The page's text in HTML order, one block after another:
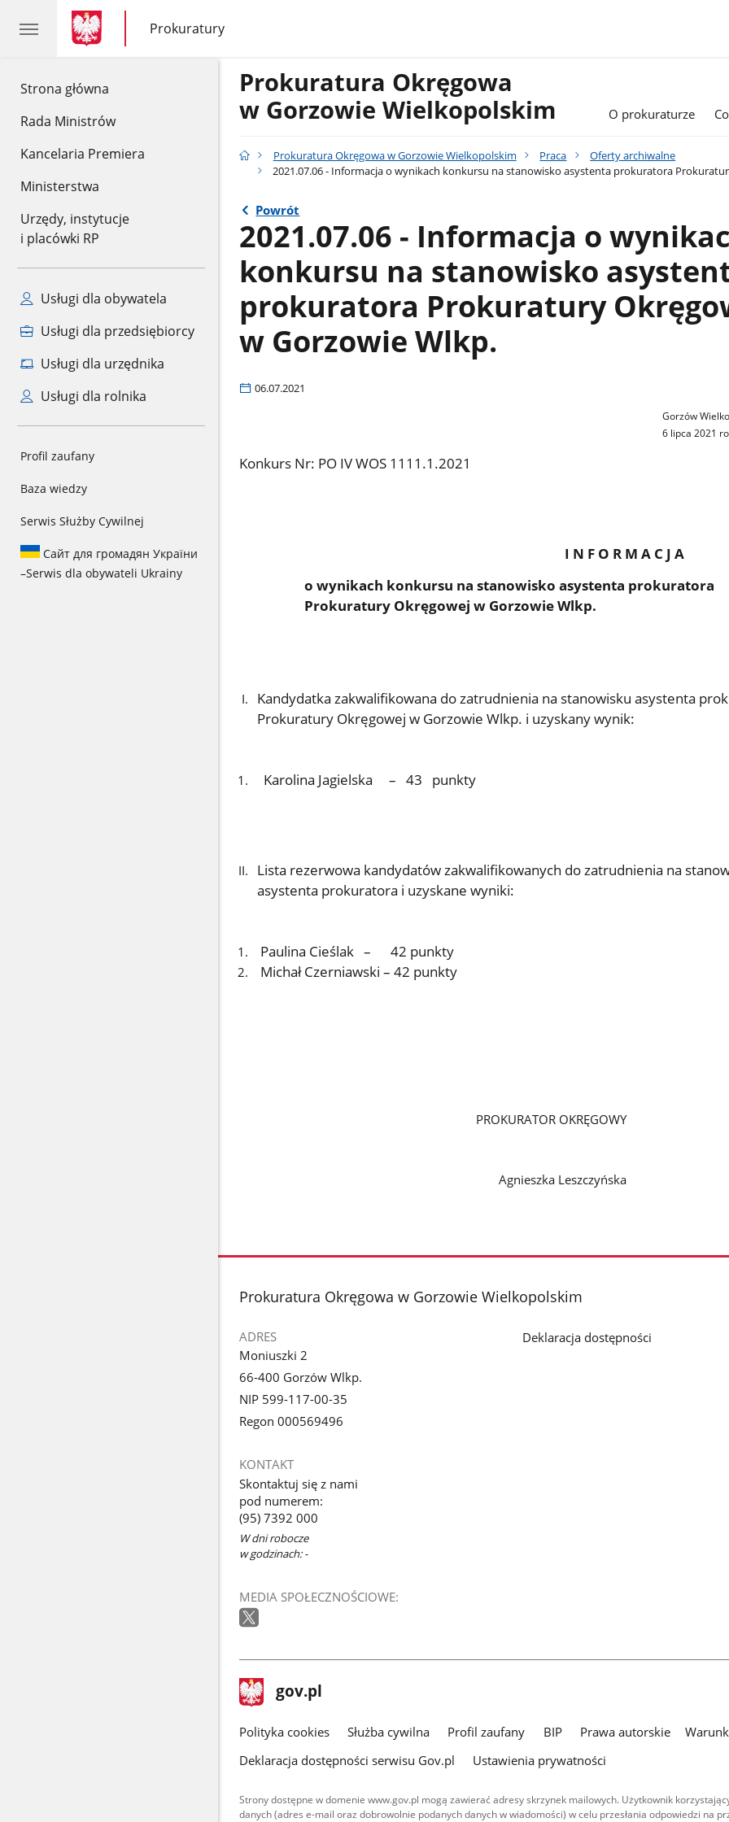
Strona główna
Rada Ministrów
Kancelaria Premiera
Ministerstwa
Urzędy, instytucje
i placówki RP
Usługi dla obywatela
Usługi dla przedsiębiorcy
Usługi dla urzędnika
Usługi dla rolnika
Profil zaufany
Baza wiedzy
Serwis Służby Cywilnej
Сайт для громадян України
–Serwis dla obywateli Ukrainy
gov.pl
gov.pl
Prokuratury
gov.pl
Prokuratury
Prokuratura Okręgowa
w Gorzowie Wielkopolskim
O prokuraturze
Prokuratura Okręgowa w Gorzowie Wielkopolskim Praca
Oferty archiwalne
2021.07.06 - Informacja o wynikach konkursu na stanowisko asystenta prokuratora
Powrót
2021.07.06 - Informacja o
konkursu na stanowisko
prokuratora Prokuratury
w Gorzowie Wlkp.
06.07.2021
Gorzów
6 lipca 2021
Konkurs Nr: PO IV WOS 1111.1.2021
I N F O R M A C J A
o wynikach konkursu na stanowisko asystenta prokuratora
Prokuratury Okręgowej w Gorzowie Wlkp.
Kandydatka zakwalifikowana do zatrudnienia na stanowisku asystenta
Prokuratury Okręgowej w Gorzowie Wlkp. i uzyskany wynik:
Karolina Jagielska – 43 punkty
Lista rezerwowa kandydatów zakwalifikowanych do zatrudnienia na
asystenta prokuratora i uzyskane wyniki:
Paulina Cieślak – 42 punkty
Michał Czerniawski – 42 punkty
PROKURATOR OKRĘGOWY
Agnieszka Leszczyńska
stopka
Prokuratura Okręgowa w Gorzowie Wielkopolskim
ADRES
Moniuszki 2
66-400 Gorzów Wlkp.
NIP 599-117-00-35
Regon 000569496
KONTAKT
Skontaktuj się z nami
pod numerem:
(95) 7392 000
W dni robocze
w godzinach: -
MEDIA SPOŁECZNOŚCIOWE:
Deklaracja dostępności
stopka
gov.pl Strona
gov.pl
gov.pl
Polityka cookies Służba cywilna Profil zaufany BIP Prawa autorskie
Deklaracja dostępności serwisu Gov.pl
Ustawienia prywatności
Strony dostępne w domenie www.gov.pl mogą zawierać adresy skrzynek mailowych. Użytkownik
danych (adres e-mail oraz dobrowolnie podanych danych w wiadomości) w celu przesłania odpowiedzi na